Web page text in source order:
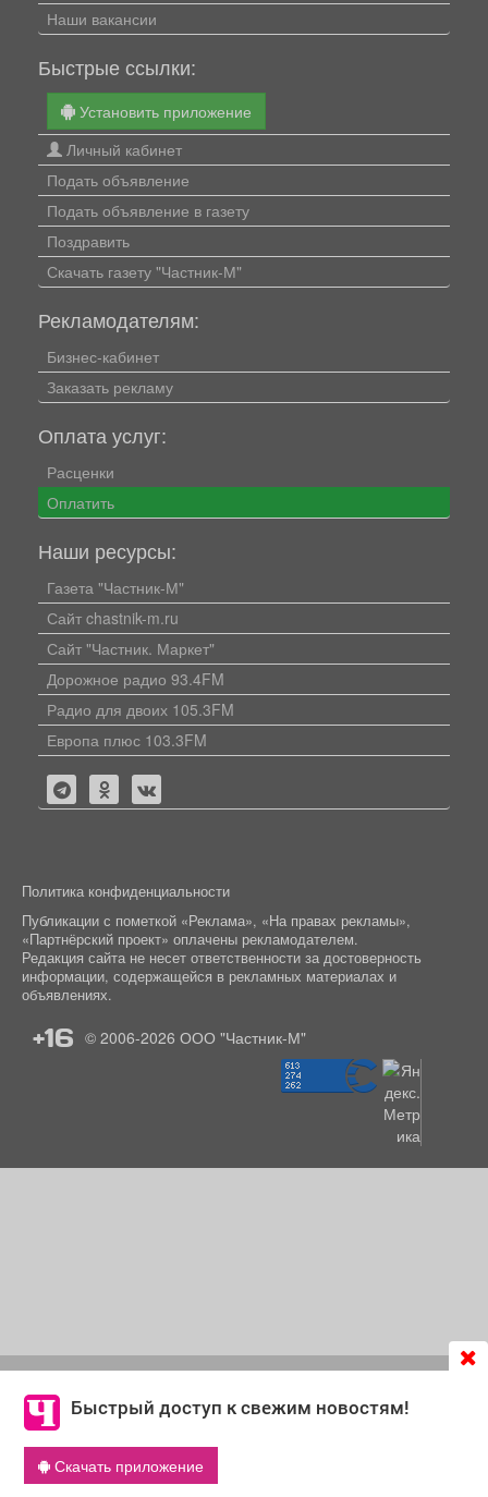
Быстрый доступ к свежим новостям!
Скачать приложение
согласие на обработку файлов cookie, которые
обеспечивают корректную работу сайта и сбора
информации для улучшения качества сервисов.
Что такое cookie
Наши вакансии
Быстрые ссылки:
Установить приложение
Личный кабинет
Подать объявление
Подать объявление в газету
Поздравить
Скачать газету "Частник-М"
Рекламодателям:
Бизнес-кабинет
Заказать рекламу
Оплата услуг:
Расценки
Оплатить
Наши ресурсы:
Газета "Частник-М"
Сайт chastnik-m.ru
Сайт "Частник. Маркет"
Дорожное радио 93.4FM
Радио для двоих 105.3FM
Европа плюс 103.3FM
Политика конфиденциальности
Публикации с пометкой «Реклама», «На правах рекламы»,
«Партнёрский проект» оплачены рекламодателем.
Редакция сайта не несет ответственности за достоверность
информации, содержащейся в рекламных материалах и
объявлениях.
+16 © 2006-2026 ООО "Частник-М"